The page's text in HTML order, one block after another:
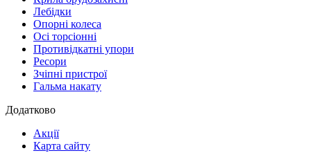
Лебідки
Опорні колеса
Осі торсіонні
Противідкатні упори
Ресори
Зчіпні пристрої
Гальма накату
Додатково
Акції
Карта сайту